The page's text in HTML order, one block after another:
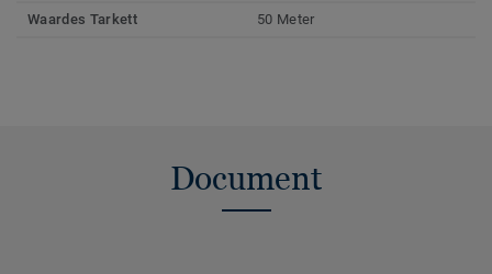
Waardes Tarkett 50 Meter
Document